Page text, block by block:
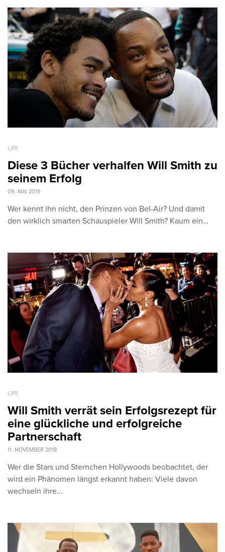
LIFE
Diese 3 Bücher verhalfen Will Smith zu
seinem Erfolg
09. MAI 2019
Wer kennt ihn nicht, den Prinzen von Bel-Air? Und damit
den wirklich smarten Schauspieler Will Smith? Kaum ein…
LIFE
Will Smith verrät sein Erfolgsrezept für
eine glückliche und erfolgreiche
Partnerschaft
11. NOVEMBER 2018
Wer die Stars und Sternchen Hollywoods beobachtet, der
wird ein Phänomen längst erkannt haben: Viele davon
wechseln ihre…